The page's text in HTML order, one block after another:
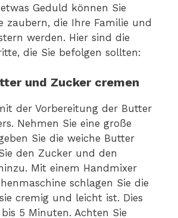
Geduld können Sie
zaubern, die Ihre Familie und
werden. Hier sind die
die Sie befolgen sollten:
und Zucker cremen
der Vorbereitung der Butter
Nehmen Sie eine große
Sie die weiche Butter
den Zucker und den
Mit einem Handmixer
schlagen Sie die
cremig und leicht ist. Dies
5 Minuten. Achten Sie